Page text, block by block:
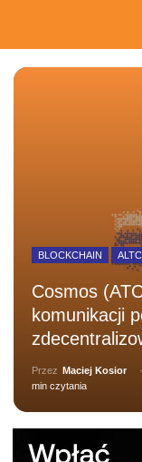
BLOCKCHAIN
Cosmos
komunikacji
Przez Maciej Kosior
min czytania